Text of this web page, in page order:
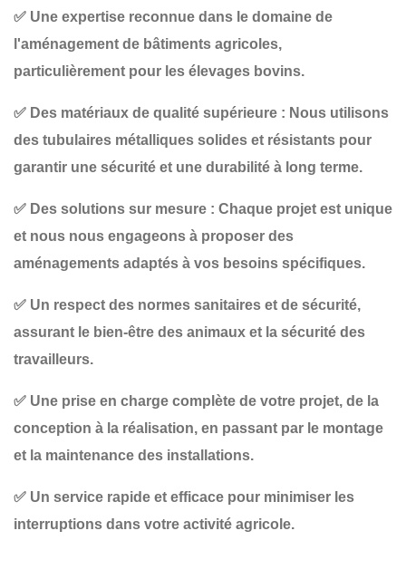
✅ Une expertise reconnue dans le domaine de
l'aménagement de bâtiments agricoles,
particulièrement pour les élevages bovins.
✅ Des matériaux de qualité supérieure : Nous utilisons
des tubulaires métalliques solides et résistants pour
garantir une sécurité et une durabilité à long terme.
✅ Des solutions sur mesure : Chaque projet est unique
et nous nous engageons à proposer des
aménagements adaptés à vos besoins spécifiques.
✅ Un respect des normes sanitaires et de sécurité,
assurant le bien-être des animaux et la sécurité des
travailleurs.
✅ Une prise en charge complète de votre projet, de la
conception à la réalisation, en passant par le montage
et la maintenance des installations.
✅ Un service rapide et efficace pour minimiser les
interruptions dans votre activité agricole.